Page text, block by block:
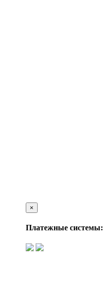
×
Платежные системы: